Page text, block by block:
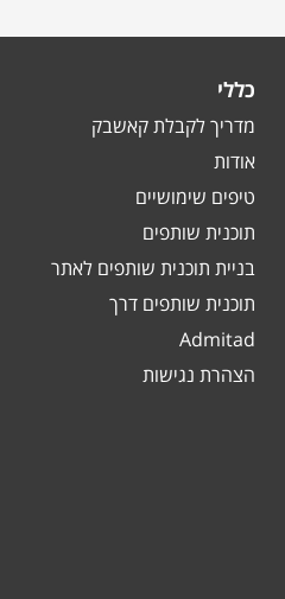
כללי
מדריך לקבלת קאשבק
אודות
טיפים שימושיים
תוכנית שותפים
בניית תוכנית שותפים לאתר
תוכנית שותפים דרך
Admitad
הצהרת נגישות